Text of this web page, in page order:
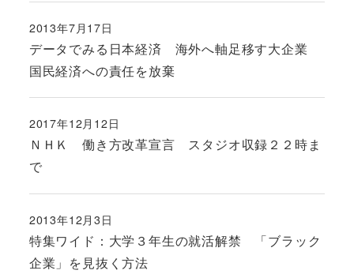
データでみる日本経済 海外へ軸足移す大企業
国民経済への責任を放棄
投稿日
2013年7月17日
ＮＨＫ 働き方改革宣言 スタジオ収録２２時ま
で
投稿日
2017年12月12日
特集ワイド：大学３年生の就活解禁 「ブラック
企業」を見抜く方法
投稿日
2013年12月3日